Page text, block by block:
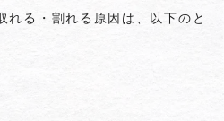
れる・割れる原因は、以下のと